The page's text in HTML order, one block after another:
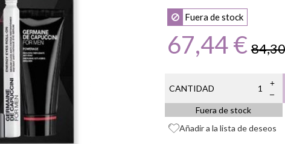
Fuera de stock
67,44 €
CANTIDAD
Fuera de stock
Añadir a la lista de deseos